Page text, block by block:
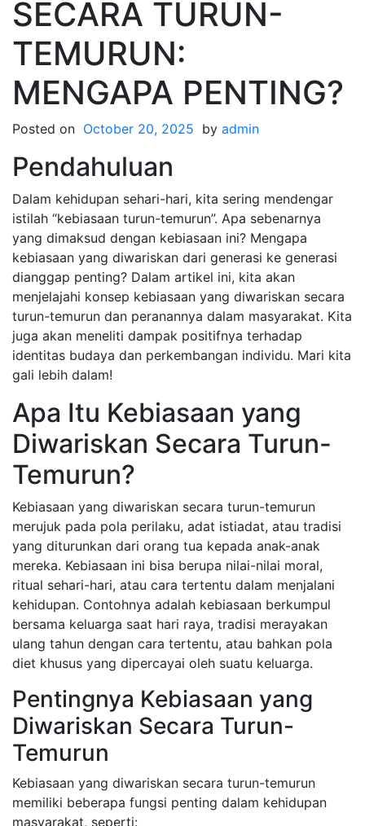
SECARA TURUN-
TEMURUN:
MENGAPA PENTING?
Posted on October 20, 2025 by admin
Pendahuluan
Dalam kehidupan sehari-hari, kita sering mendengar
istilah “kebiasaan turun-temurun”. Apa sebenarnya
yang dimaksud dengan kebiasaan ini? Mengapa
kebiasaan yang diwariskan dari generasi ke generasi
dianggap penting? Dalam artikel ini, kita akan
menjelajahi konsep kebiasaan yang diwariskan secara
turun-temurun dan peranannya dalam masyarakat. Kita
juga akan meneliti dampak positifnya terhadap
identitas budaya dan perkembangan individu. Mari kita
gali lebih dalam!
Apa Itu Kebiasaan yang
Diwariskan Secara Turun-
Temurun?
Kebiasaan yang diwariskan secara turun-temurun
merujuk pada pola perilaku, adat istiadat, atau tradisi
yang diturunkan dari orang tua kepada anak-anak
mereka. Kebiasaan ini bisa berupa nilai-nilai moral,
ritual sehari-hari, atau cara tertentu dalam menjalani
kehidupan. Contohnya adalah kebiasaan berkumpul
bersama keluarga saat hari raya, tradisi merayakan
ulang tahun dengan cara tertentu, atau bahkan pola
diet khusus yang dipercayai oleh suatu keluarga.
Pentingnya Kebiasaan yang
Diwariskan Secara Turun-
Temurun
Kebiasaan yang diwariskan secara turun-temurun
memiliki beberapa fungsi penting dalam kehidupan
masyarakat, seperti: